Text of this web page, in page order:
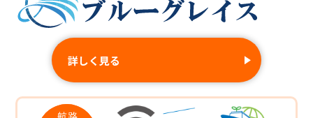
詳しく見る